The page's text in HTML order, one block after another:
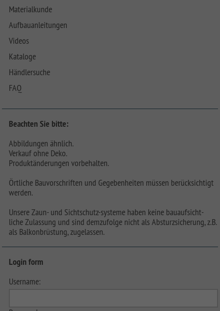
Materialkunde
Aufbauanleitungen
Videos
Kataloge
Händlersuche
FAQ
Beachten Sie bitte:
Abbildungen ähnlich.
Verkauf ohne Deko.
Produktänderungen vorbehalten.
Örtliche Bauvorschriften und Gegebenheiten müssen berücksichtigt
werden.
Unsere Zaun- und Sichtschutz-systeme haben keine bauaufsicht-
liche Zulassung und sind demzufolge nicht als Absturzsicherung, z.B.
als Balkonbrüstung, zugelassen.
Login form
Username: